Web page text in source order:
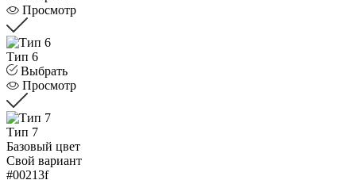
Просмотр
Тип 6
Выбрать
Просмотр
Тип 7
Базовый цвет
Свой вариант
#00213f